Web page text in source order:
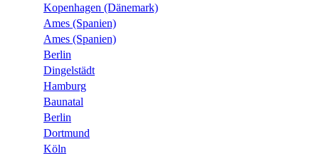
Kopenhagen (Dänemark)
Ames (Spanien)
Ames (Spanien)
Berlin
Dingelstädt
Hamburg
Baunatal
Berlin
Dortmund
Köln